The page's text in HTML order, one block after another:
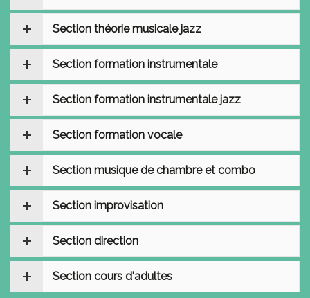
Section théorie musicale jazz
Section formation instrumentale
Section formation instrumentale jazz
Section formation vocale
Section musique de chambre et combo
Section improvisation
Section direction
Section cours d'adultes